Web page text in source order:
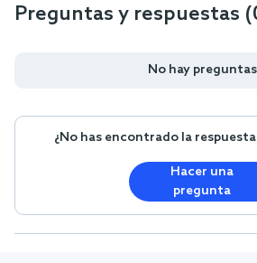
Preguntas y respuestas
No hay preguntas
¿No has encontrado la
Hacer una
pregunta